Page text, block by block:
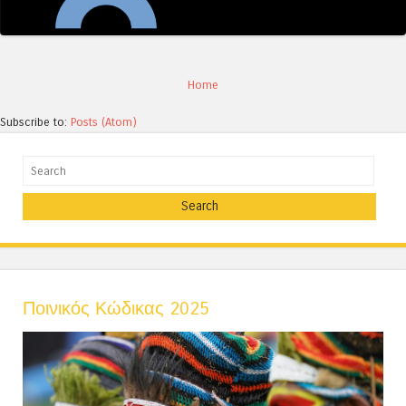
Home
Subscribe to: Posts (Atom)
Search
Ποινικός Κώδικας 2025